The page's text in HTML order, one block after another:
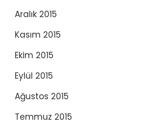
Aralık 2015
Kasım 2015
Ekim 2015
Eylül 2015
Ağustos 2015
Temmuz 2015